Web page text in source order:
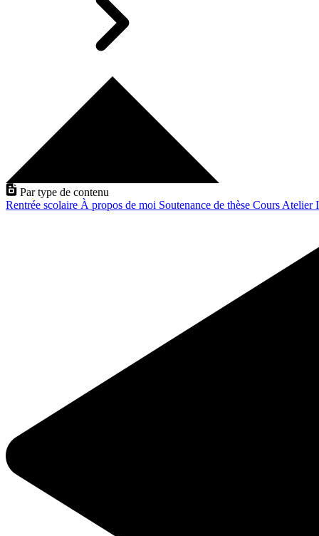
Par type de contenu
Rentrée scolaire À propos de moi Soutenance de thèse Cours Atelier